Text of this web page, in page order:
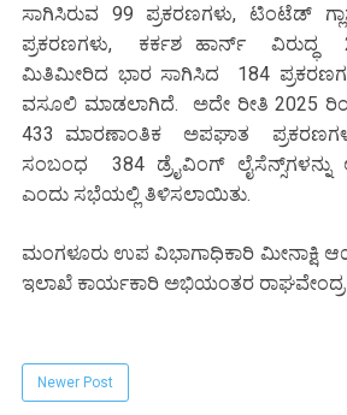
ಸಾಗಿಸಿರುವ 99 ಪ್ರಕರಣಗಳು, ಟಿಂಟೆಡ್
ಪ್ರಕರಣಗಳು, ಕರ್ಕಶ ಹಾರ್ನ್ ವಿರುದ್ಧ
ಮಿತಿಮೀರಿದ ಭಾರ ಸಾಗಿಸಿದ 184
ವಸೂಲಿ ಮಾಡಲಾಗಿದೆ. ಅದೇ ರೀತಿ 2025
433 ಮಾರಣಾಂತಿಕ ಅಪಘಾತ
ಸಂಬಂಧ 384 ಡ್ರೈವಿಂಗ್ ಲೈಸೆನ್ಸ್‌ಗಳನ್ನು
ಎಂದು ಸಭೆಯಲ್ಲಿ ತಿಳಿಸಲಾಯಿತು.
ಮಂಗಳೂರು ಉಪ ವಿಭಾಗಾಧಿಕಾರಿ
ಇಲಾಖೆ ಕಾರ್ಯಕಾರಿ ಅಭಿಯಂತರ ರಾಘವೇಂದ್ರ
Newer Post